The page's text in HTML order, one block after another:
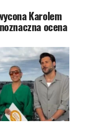
Karolem
ocena